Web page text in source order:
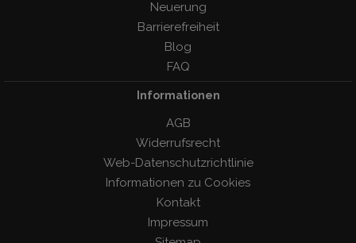
Neuerung
Barrierefreiheit
Blog
FAQ
Informationen
AGB
Widerrufsrecht
Web-Datenschutzrichtlinie
Informationen zu Cookies
Kontakt
Impressum